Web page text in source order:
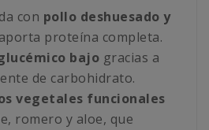
con pollo deshuesado y
aporta proteína completa.
bajo gracias a
de carbohidrato.
vegetales funcionales
romero y aloe, que